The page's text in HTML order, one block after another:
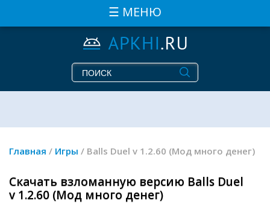
☰ МЕНЮ
Главная / Игры / Balls Duel v 1.2.60 (Мод много денег)
Скачать взломанную версию Balls Duel
v 1.2.60 (Мод много денег)